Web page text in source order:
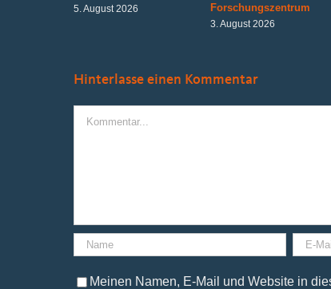
5. August 2026
Forschungszentrum
3. August 2026
Hinterlasse einen Kommentar
Meinen Namen, E-Mail und Website in